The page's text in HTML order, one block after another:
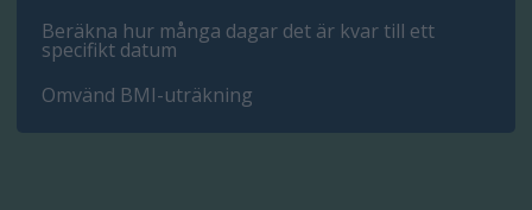
Beräkna hur många dagar det är kvar till ett
specifikt datum
Omvänd BMI-uträkning